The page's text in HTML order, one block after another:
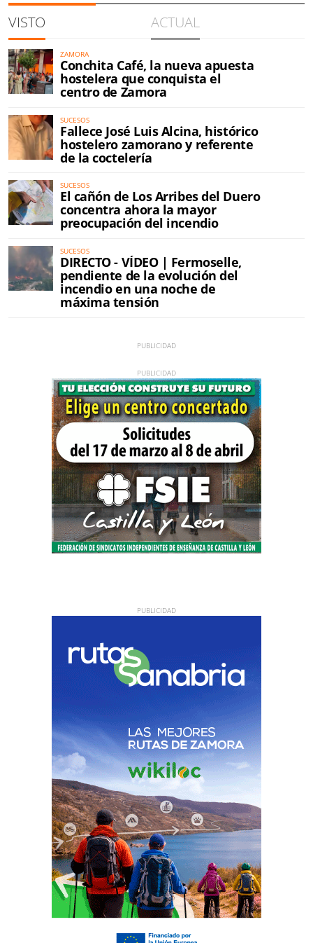
VISTO ACTUAL
ZAMORA
Conchita Café, la nueva apuesta
hostelera que conquista el
centro de Zamora
SUCESOS
Fallece José Luis Alcina, histórico
hostelero zamorano y referente
de la coctelería
SUCESOS
El cañón de Los Arribes del Duero
concentra ahora la mayor
preocupación del incendio
SUCESOS
DIRECTO - VÍDEO | Fermoselle,
pendiente de la evolución del
incendio en una noche de
máxima tensión